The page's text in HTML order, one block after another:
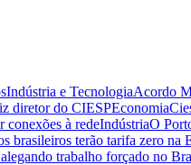
Indústria e TecnologiaAcordo
diretor do CIESPEconomia
conexões à redeIndústriaO
brasileiros terão tarifa zero na
trabalho forçado no